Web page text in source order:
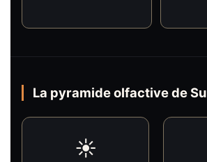
La pyramide olfactive de
☀️